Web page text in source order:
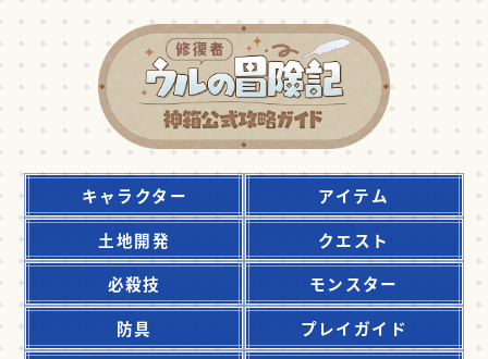
キャラクター
アイテム
土地開発
クエスト
必殺技
モンスター
防具
プレイガイド